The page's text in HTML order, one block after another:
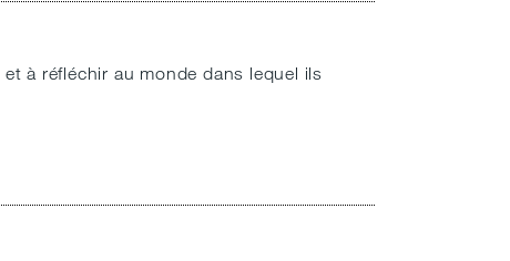
à réfléchir au monde dans lequel ils